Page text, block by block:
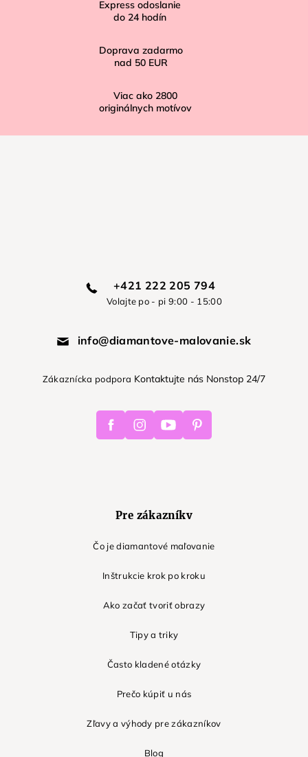
Express odoslanie
do 24 hodín
Doprava zadarmo
nad 50 EUR
Viac ako 2800
originálnych motívov
+421 222 205 794
Volajte po - pi 9:00 - 15:00
info@diamantove-malovanie.sk
Zákaznícka podpora Kontaktujte nás Nonstop 24/7
FacebookInstagramYoutube Pinterest
Pre zákazníkv
Čo je diamantové maľovanie
Inštrukcie krok po kroku
Ako začať tvoriť obrazy
Tipy a triky
Často kladené otázky
Prečo kúpiť u nás
Zľavy a výhody pre zákazníkov
Blog